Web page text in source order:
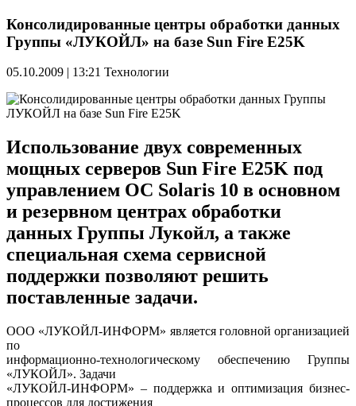
Консолидированные центры обработки данных
Группы «ЛУКОЙЛ» на базе Sun Fire E25K
05.10.2009 | 13:21 Технологии
Использование двух современных
мощных серверов Sun Fire E25K под
управлением ОС Solaris 10 в основном
и резервном центрах обработки
данных Группы Лукойл, а также
специальная схема сервисной
поддержки позволяют решить
поставленные задачи.
ООО «ЛУКОЙЛ-ИНФОРМ» является головной организацией
по
информационно-технологическому обеспечению Группы
«ЛУКОЙЛ». Задачи
«ЛУКОЙЛ-ИНФОРМ» – поддержка и оптимизация бизнес-
процессов для достижения